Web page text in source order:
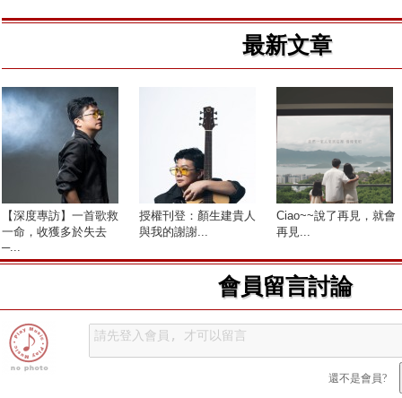
最新文章
【深度專訪】一首歌救
一命，收獲多於失去
─...
授權刊登：顏生建貴人
與我的謝謝...
Ciao~~說了再見，就會
再見...
會員留言討論
還不是會員?